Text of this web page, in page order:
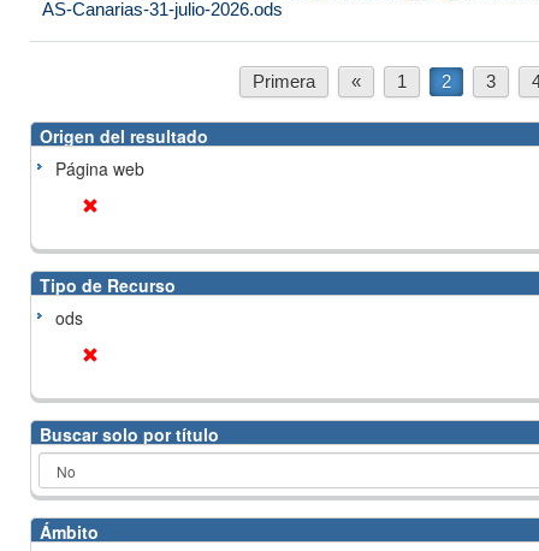
AS-Canarias-31-julio-2026.ods
Primera « 1 2 3
Origen del resultado
Página web
Tipo de Recurso
ods
Buscar solo por título
Ámbito